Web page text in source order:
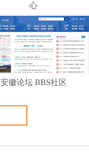
心
安徽论坛 BBS社区